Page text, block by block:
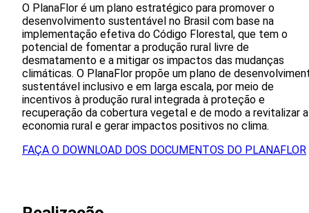
O PlanaFlor é um plano estratégico para promover o
desenvolvimento sustentável no Brasil com base na
implementação efetiva do Código Florestal, que tem o
potencial de fomentar a produção rural livre de
desmatamento e a mitigar os impactos das mudanças
climáticas. O PlanaFlor propõe um plano de
sustentável inclusivo e em larga escala, por meio de
incentivos à produção rural integrada à proteção e
recuperação da cobertura vegetal e de modo a revitalizar a
economia rural e gerar impactos positivos no clima.
FAÇA O DOWNLOAD DOS DOCUMENTOS DO PLANAFLOR